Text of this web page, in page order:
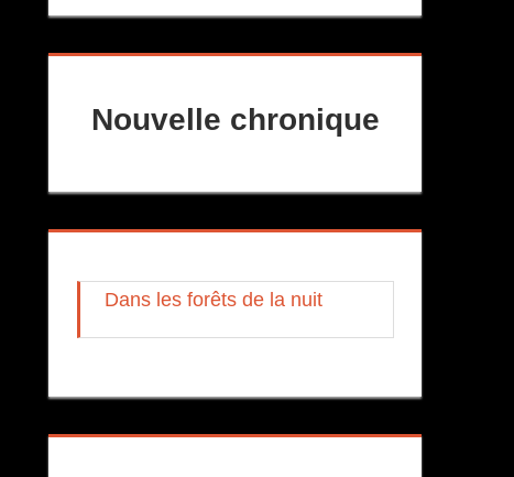
Nouvelle chronique
Dans les forêts de la nuit